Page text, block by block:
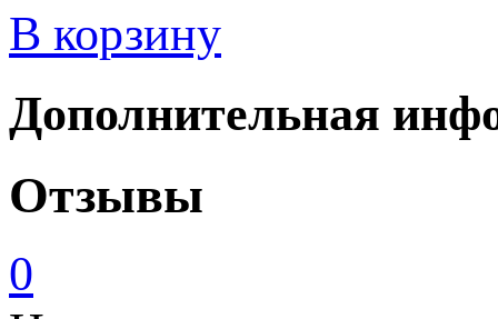
В корзину
Дополнительная
Отзывы
0